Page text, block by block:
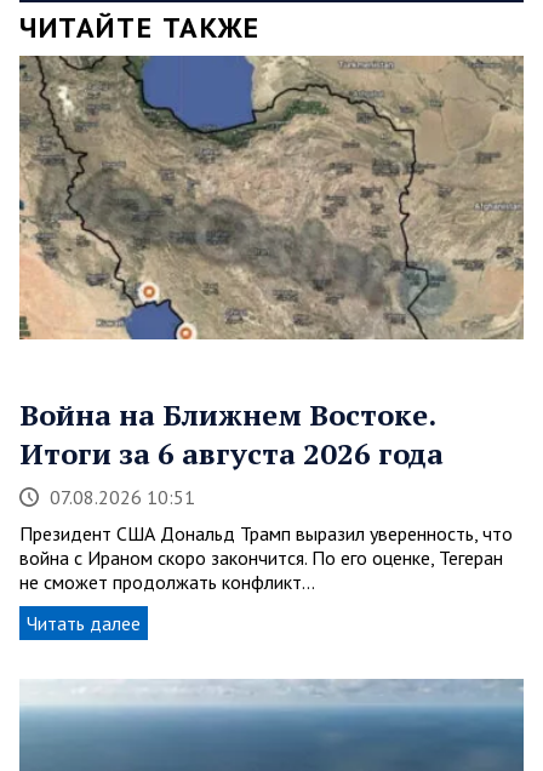
ЧИТАЙТЕ ТАКЖЕ
Война на Ближнем Востоке.
Итоги за 6 августа 2026 года
07.08.2026 10:51
Президент США Дональд Трамп выразил уверенность, что
война с Ираном скоро закончится. По его оценке, Тегеран
не сможет продолжать конфликт…
Читать далее